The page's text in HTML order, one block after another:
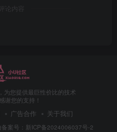
论内容
为您提供最巨性价比的技术
谢您的支持！
广告合作 关于我们
备案号：新ICP备2024006037号-2